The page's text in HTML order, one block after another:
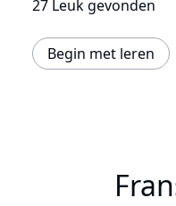
27 Leuk gevonden
Begin met leren